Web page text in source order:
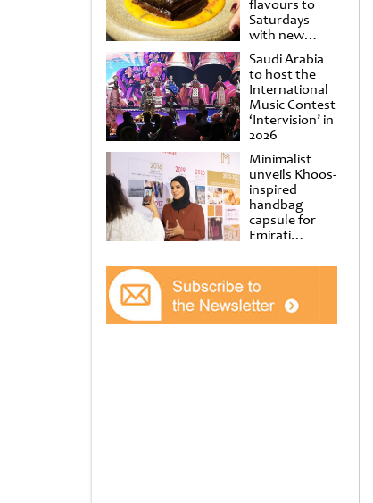
flavours to
Saturdays
with new
Amigos
Brunch
Saudi Arabia
to host the
International
Music Contest
‘Intervision’ in
2026
Minimalist
unveils Khoos-
inspired
handbag
capsule for
Emirati
at Al
Shindagha
Museum